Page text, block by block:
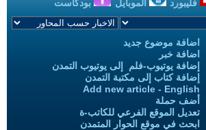
فليبورد الموبايل بودكاست
اضافة موضوع جديد
اضافة خبر
إضافة يوتيوب-فلم إلى يوتيوب التمدن
إضافة كتاب إلى مكتبة التمدن
Add new article - English
أضف حملة
تعديل الموقع الفرعي للكاتب-ة
ابحث في موقع الحوار المتمدن